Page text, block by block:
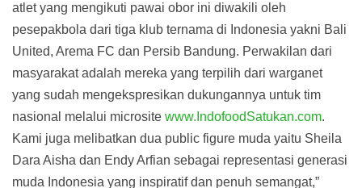
atlet yang mengikuti pawai obor ini diwakili oleh
pesepakbola dari tiga klub ternama di Indonesia yakni Bali
United, Arema FC dan Persib Bandung. Perwakilan dari
masyarakat adalah mereka yang terpilih dari warganet
yang sudah mengekspresikan dukungannya untuk tim
nasional melalui microsite www.IndofoodSatukan.com.
Kami juga melibatkan dua public figure muda yaitu Sheila
Dara Aisha dan Endy Arfian sebagai representasi generasi
muda Indonesia yang inspiratif dan penuh semangat,”